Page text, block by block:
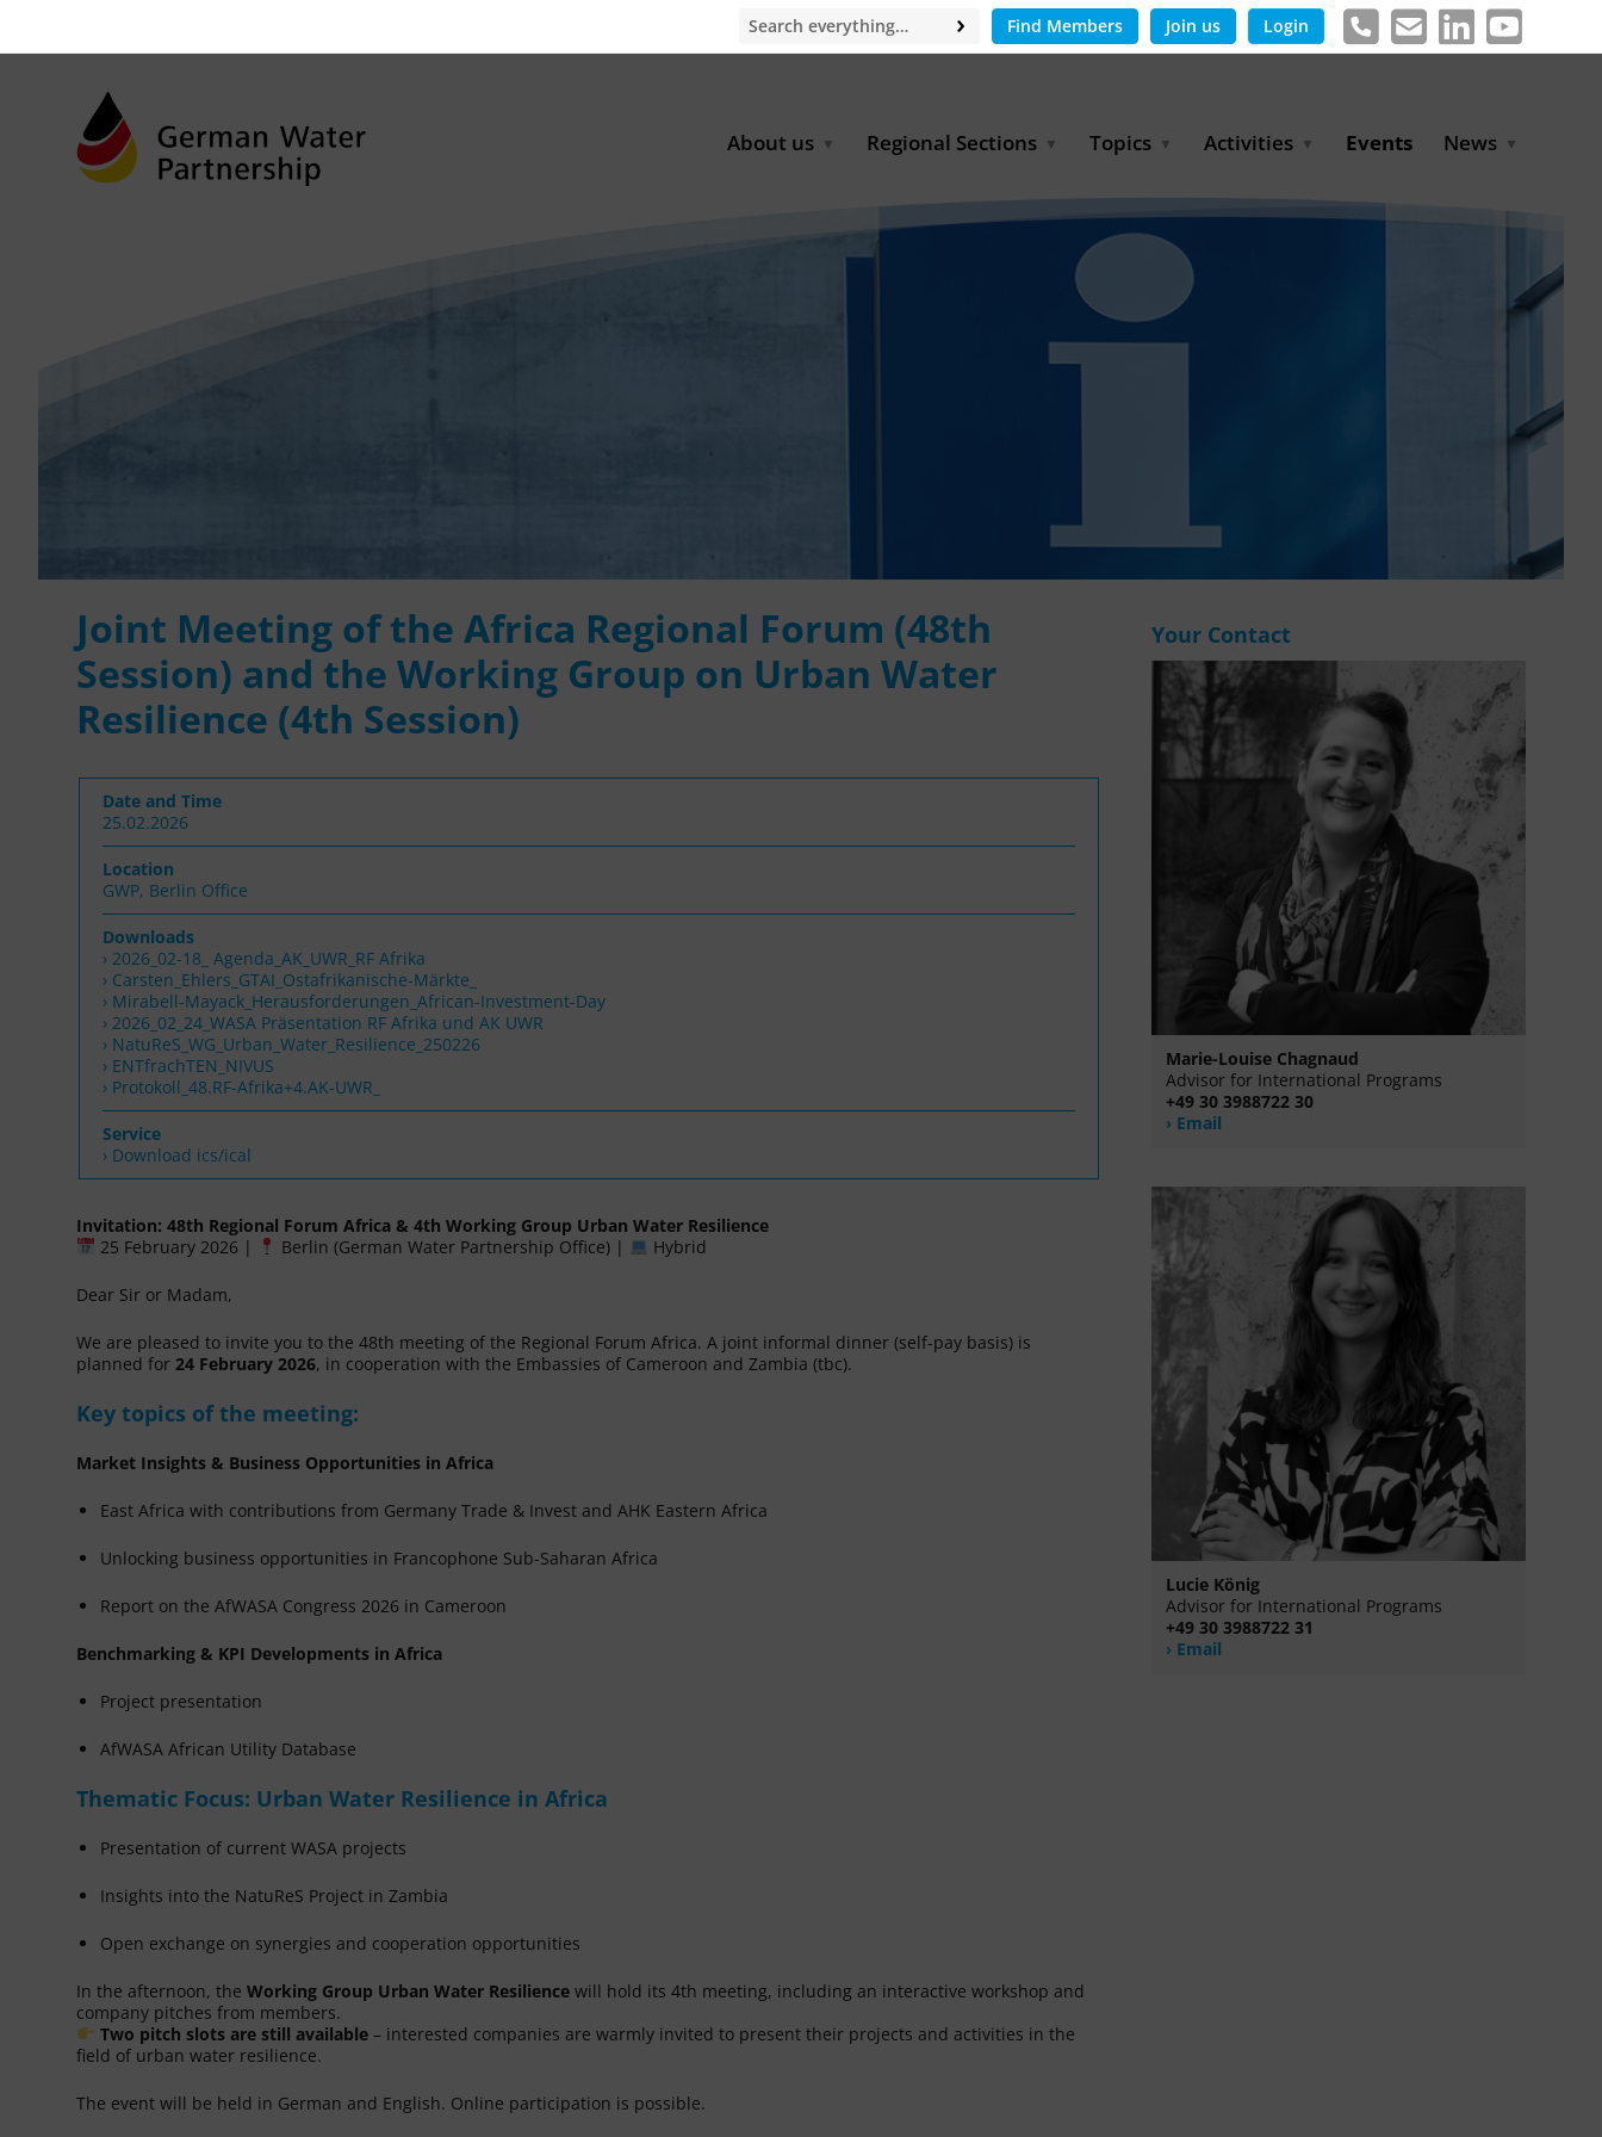
Find Members Join us Login
About us Regional Sections
East Asia
EECCA
Topics
Reuse
Hydrogen
Management
Activities
BLUE PLANET Berlin Water
Events News
Publications
Joint Meeting of the Africa Regional Forum (48th
Session) and the Working Group on Urban Water
Resilience (4th Session)
Date and Time
25.02.2026
Location
GWP, Berlin Office
Downloads
2026_02-18_ Agenda_AK_UWR_RF Afrika
Carsten_Ehlers_GTAI_Ostafrikanische-Märkte_
Mirabell-Mayack_Herausforderungen_African-Investment-Day
2026_02_24_WASA Präsentation RF Afrika und AK UWR
NatuReS_WG_Urban_Water_Resilience_250226
ENTfrachTEN_NIVUS
Protokoll_48.RF-Afrika+4.AK-UWR_
Service
› Download ics/ical
Invitation: 48th Regional Forum Africa & 4th Working Group Urban Water Resilience
25 February 2026 |
Berlin (German Water Partnership Office) | Hybrid
Dear Sir or Madam,
We are pleased to invite you to the 48th meeting of the Regional Forum Africa. A joint informal dinner (self-pay basis) is
planned for 24 February 2026, in cooperation with the Embassies of Cameroon and Zambia (tbc).
Key topics of the meeting:
Market Insights & Business Opportunities in Africa
East Africa with contributions from Germany Trade & Invest and AHK Eastern Africa
Unlocking business opportunities in Francophone Sub-Saharan Africa
Report on the AfWASA Congress 2026 in Cameroon
Benchmarking & KPI Developments in Africa
Project presentation
AfWASA African Utility Database
Thematic Focus: Urban Water Resilience in Africa
Presentation of current WASA projects
Insights into the NatuReS Project in Zambia
Open exchange on synergies and cooperation opportunities
In the afternoon, the Working Group Urban Water Resilience will hold its 4th meeting, including an interactive workshop and
company pitches from members.
Two pitch slots are still available– interested companies are warmly invited to present their projects and activities in the
field of urban water resilience.
The event will be held in German and English. Online participation is possible.
Your Contact
Marie-Louise Chagnaud
Advisor for International Programs
+49 30 3988722 30
Email
Lucie König
Advisor for International Programs
+49 30 3988722 31
Email